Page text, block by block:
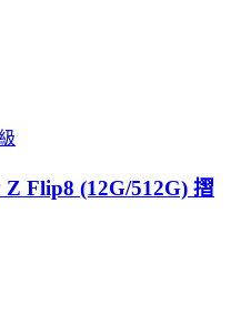
Flip8 (12G/512G) 摺